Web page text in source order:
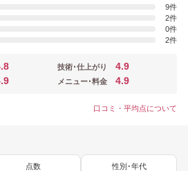
9
2
0
2
技術･仕上がり 4.9
メニュー･料金 4.9
口コミ・平均点について
点数 性別･年代